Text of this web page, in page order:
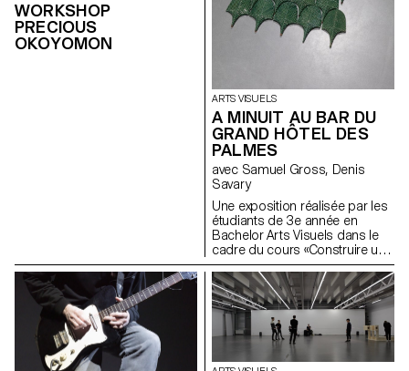
WORKSHOP
PRECIOUS
OKOYOMON
ARTS VISUELS
A MINUIT AU BAR DU
GRAND HÔTEL DES
PALMES
avec Samuel Gross, Denis
Savary
Une exposition réalisée par les
étudiants de 3e année en
Bachelor Arts Visuels dans le
cadre du cours «Construire un
feu» de Denis Savary. En
collaboration avec l’atelier
Ceramiche Fratantoni, Santo
Stefano di Camastra (Italie) et
Tindaro Gagliano. Sur une
proposition de Samuel Gross
et Denis Savary. Vernissage
mercredi 27 mars à 18 h